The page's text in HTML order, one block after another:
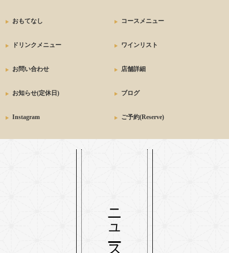
おもてなし コースメニュー
ドリンクメニュー ワインリスト
お問い合わせ 店舗詳細
お知らせ(定休日) ブログ
Instagram ご予約(Reserve)
ニュース